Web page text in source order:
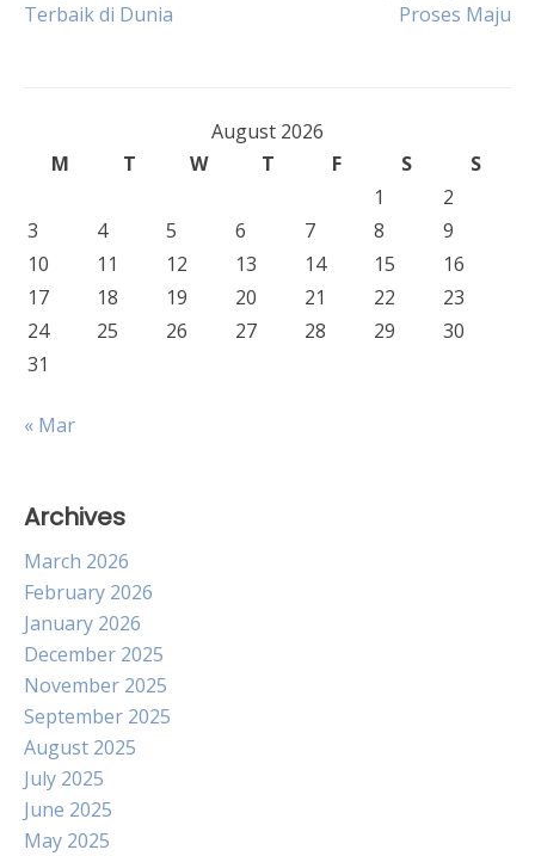
navigation
Terbaik di Dunia
Proses Maju
August 2026
M
T W T F S
S
1
2
3
4 5 6 7 8
9
10
11 12 13 14 15
16
17
18 19 20 21 22
23
24
25 26 27 28 29
30
31
« Mar
Archives
March 2026
February 2026
January 2026
December 2025
November 2025
September 2025
August 2025
July 2025
June 2025
May 2025